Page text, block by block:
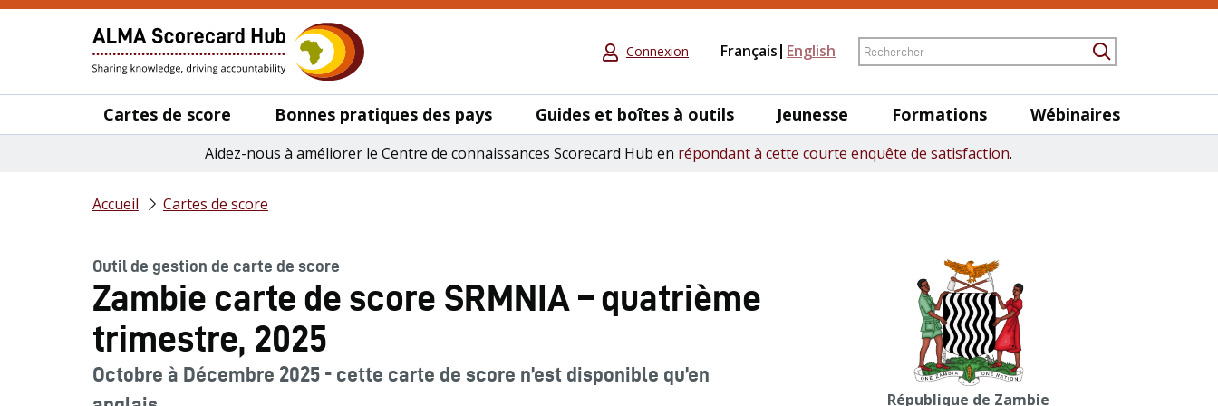
Connexion Français English Rechercher
Cartes de score Bonnes pratiques des pays Guides et boîtes à outils Jeunesse Formations Wébinaires
Aidez-nous à améliorer le Centre de connaissances Scorecard Hub en répondant à cette courte enquête de satisfaction.
Accueil Cartes de score
République de Zambie
Outil de gestion de carte de score
Zambie carte de score SRMNIA – quatrième
trimestre, 2025
Octobre à Décembre 2025 - cette carte de score n’est disponible qu’en